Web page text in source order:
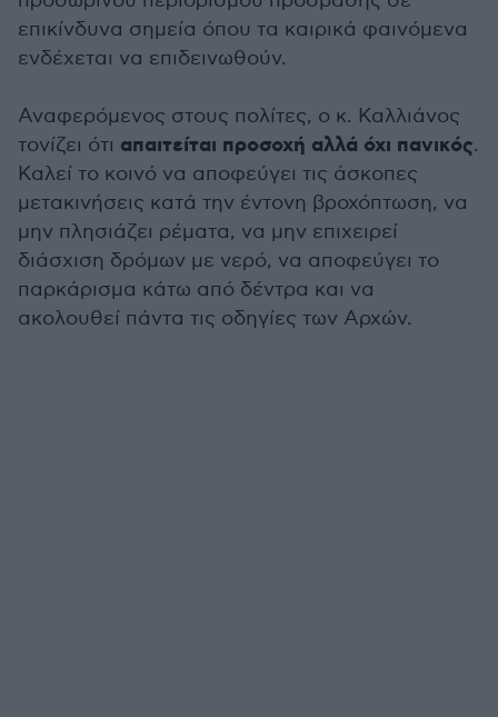
επικίνδυνα σημεία όπου τα καιρικά φαινόμενα
ενδέχεται να επιδεινωθούν.
Αναφερόμενος στους πολίτες, ο κ. Καλλιάνος
τονίζει ότι απαιτείται προσοχή αλλά όχι πανικός.
Καλεί το κοινό να αποφεύγει τις άσκοπες
μετακινήσεις κατά την έντονη βροχόπτωση, να
μην πλησιάζει ρέματα, να μην επιχειρεί
διάσχιση δρόμων με νερό, να αποφεύγει το
παρκάρισμα κάτω από δέντρα και να
ακολουθεί πάντα τις οδηγίες των Αρχών.